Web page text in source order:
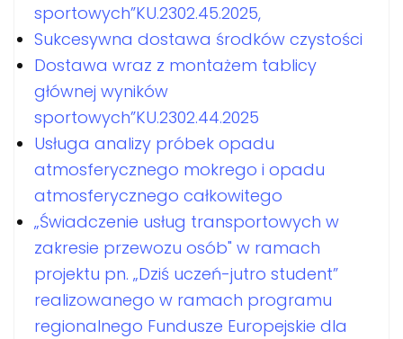
sportowych”KU.2302.45.2025,
Sukcesywna dostawa środków czystości
Dostawa wraz z montażem tablicy
głównej wyników
sportowych”KU.2302.44.2025
Usługa analizy próbek opadu
atmosferycznego mokrego i opadu
atmosferycznego całkowitego
„Świadczenie usług transportowych w
zakresie przewozu osób" w ramach
projektu pn. „Dziś uczeń-jutro student”
realizowanego w ramach programu
regionalnego Fundusze Europejskie dla